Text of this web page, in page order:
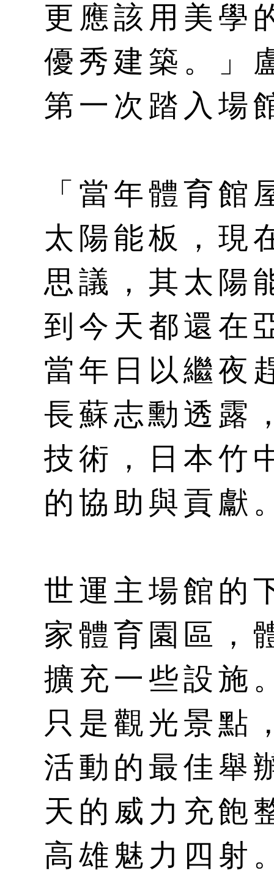
更應該用美學
優秀建築。」
第一次踏入場
「當年體育
太陽能板，現
思議，其太陽
到今天都還在
當年日以繼夜
長蘇志勳透露
技術，日本竹
的協助與貢獻
世運主場館的
家體育園區，
擴充一些設施
只是觀光景點
活動的最佳舉
天的威力充飽
高雄魅力四射